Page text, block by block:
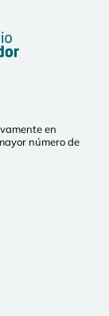
en
número de